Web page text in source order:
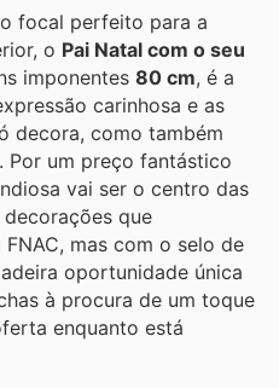
focal perfeito para a
o Pai Natal com o seu
imponentes 80 cm, é a
carinhosa e as
decora, como também
Por um preço fantástico
vai ser o centro das
que
mas com o selo de
oportunidade única
à procura de um toque
enquanto está